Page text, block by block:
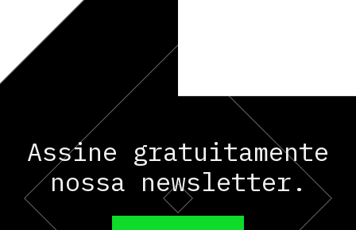
Assine gratuitamente
nossa newsletter.